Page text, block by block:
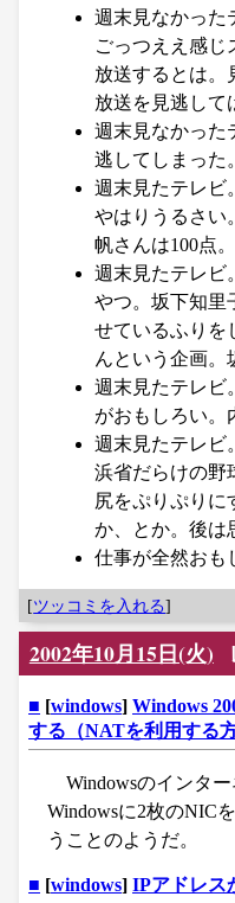
週末見なかった
ごっつええ感じ
放送するとは。
放送を見逃して
週末見なかった
逃してしまった
週末見たテレビ
やはりうるさい
帆さんは100点。
週末見たテレビ
やつ。坂下知里
せているふりを
んという企画。
週末見たテレビ
がおもしろい。
週末見たテレビ
浜省だらけの野
尻をぷりぷりに
か、とか。後は
仕事が全然おも
[ツッコミを入れる]
2002年10月15日(火)
■ [windows] Windows
する（NATを利用する方
Windowsのインタ
Windowsに2枚のNIC
うことのようだ。
■ [windows] IPアドレス